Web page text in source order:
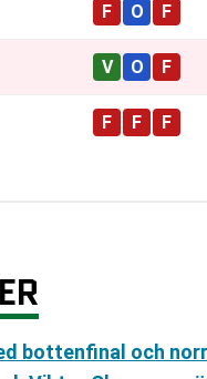
bottenfinal och